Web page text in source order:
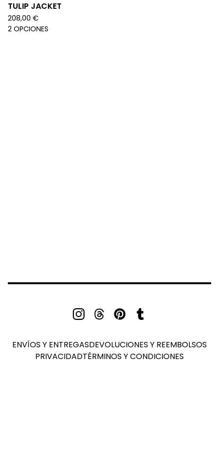
TULIP JACKET
208,00 €
2 OPCIONES
ENVÍOS Y ENTREGASDEVOLUCIONES Y REEMBOLSOS
PRIVACIDADTÉRMINOS Y CONDICIONES